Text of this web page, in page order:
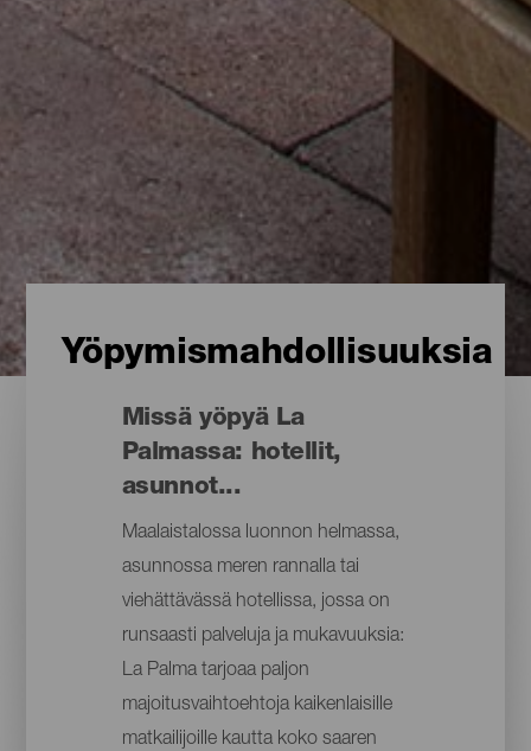
Yöpymismahdollisuuksia
Missä yöpyä La
Palmassa: hotellit,
asunnot...
Maalaistalossa luonnon helmassa,
asunnossa meren rannalla tai
viehättävässä hotellissa, jossa on
runsaasti palveluja ja mukavuuksia:
La Palma tarjoaa paljon
majoitusvaihtoehtoja kaikenlaisille
matkailijoille kautta koko saaren